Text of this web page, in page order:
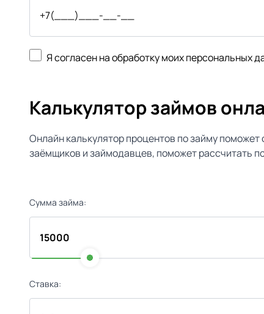
Я согласен на обработку моих персональных
Калькулятор займов
Онлайн калькулятор процентов по займу
заёмщиков и займодавцев, поможет рассчитать
Сумма займа:
Ставка: